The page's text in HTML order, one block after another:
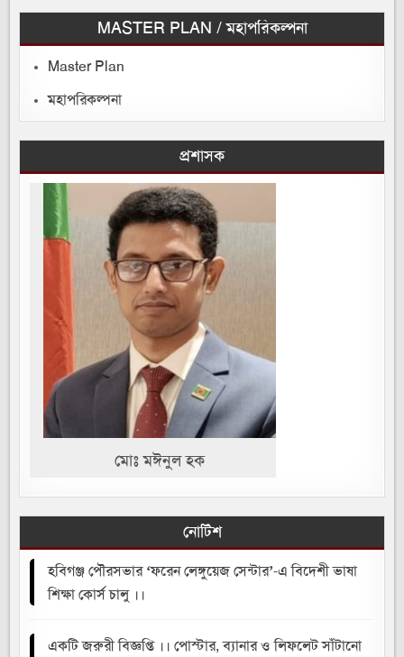
MASTER PLAN / মহাপরিকল্পনা
Master Plan
মহাপরিকল্পনা
প্রশাসক
মোঃ মঈনুল হক
নোটিশ
হবিগঞ্জ পৌরসভার ‘ফরেন লেঙ্গুয়েজ সেন্টার’-এ বিদেশী ভাষা
শিক্ষা কোর্স চালু ।।
একটি জরুরী বিজ্ঞপ্তি ।। পোস্টার, ব্যানার ও লিফলেট সাঁটানো